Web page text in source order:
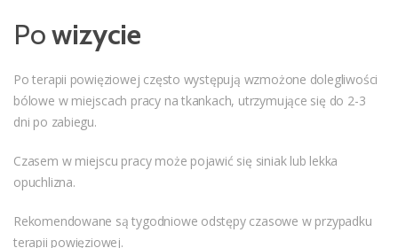
Powizycie
Po terapii powięziowej często występują wzmożone dolegliwości
bólowe w miejscach pracy na tkankach, utrzymujące się do 2-3
dni po zabiegu.
Czasem w miejscu pracy może pojawić się siniak lub lekka
opuchlizna.
Rekomendowane są tygodniowe odstępy czasowe w przypadku
terapii powięziowej.